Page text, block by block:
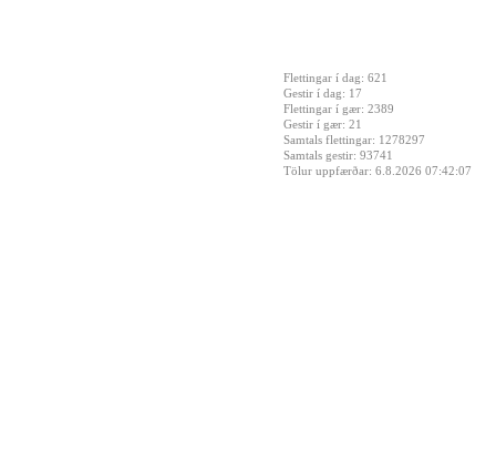
Flettingar í dag: 621
Gestir í dag: 17
Flettingar í gær: 2389
Gestir í gær: 21
Samtals flettingar: 1278297
Samtals gestir: 93741
Tölur uppfærðar: 6.8.2026 07:42:07